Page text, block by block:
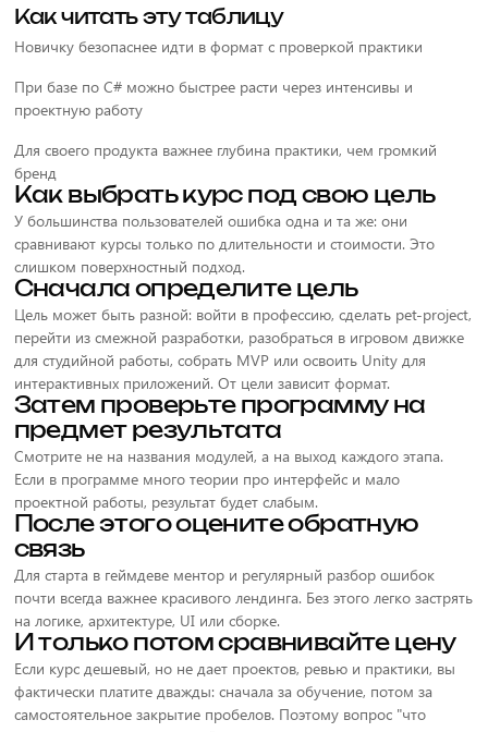
Как читать эту таблицу
Новичку безопаснее идти в формат с проверкой практики
При базе по C# можно быстрее расти через интенсивы и
проектную работу
Для своего продукта важнее глубина практики, чем громкий
бренд
Как выбрать курс под свою цель
У большинства пользователей ошибка одна и та же: они
сравнивают курсы только по длительности и стоимости. Это
слишком поверхностный подход.
Сначала определите цель
Цель может быть разной: войти в профессию, сделать pet-project,
перейти из смежной разработки, разобраться в игровом движке
для студийной работы, собрать MVP или освоить Unity для
интерактивных приложений. От цели зависит формат.
Затем проверьте программу на
предмет результата
Смотрите не на названия модулей, а на выход каждого этапа.
Если в программе много теории про интерфейс и мало
проектной работы, результат будет слабым.
После этого оцените обратную
связь
Для старта в геймдеве ментор и регулярный разбор ошибок
почти всегда важнее красивого лендинга. Без этого легко застрять
на логике, архитектуре, UI или сборке.
И только потом сравнивайте цену
Если курс дешевый, но не дает проектов, ревью и практики, вы
фактически платите дважды: сначала за обучение, потом за
самостоятельное закрытие пробелов. Поэтому вопрос "что